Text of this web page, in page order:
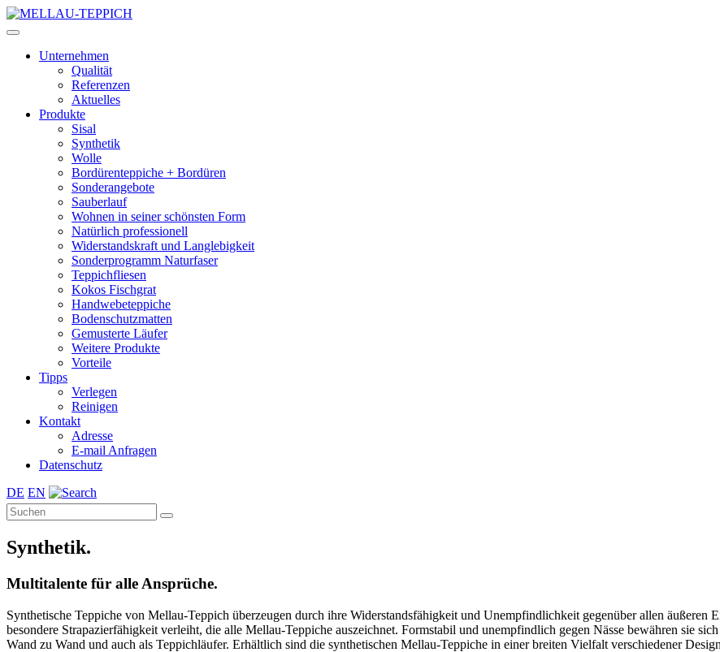
Unternehmen
Qualität
Referenzen
Aktuelles
Produkte
Sisal
Synthetik
Wolle
Bordürenteppiche + Bordüren
Sonderangebote
Sauberlauf
Wohnen in seiner schönsten Form
Natürlich professionell
Widerstandskraft und Langlebigkeit
Sonderprogramm Naturfaser
Teppichfliesen
Kokos Fischgrat
Handwebeteppiche
Bodenschutzmatten
Gemusterte Läufer
Weitere Produkte
Vorteile
Tipps
Verlegen
Reinigen
Kontakt
Adresse
E-mail Anfragen
Datenschutz
DE EN
Synthetik.
Multitalente für alle Ansprüche.
Synthetische Teppiche von Mellau-Teppich überzeugen durch ihre Widerstandsfähigkeit und Unempfindlichkeit gegenüber allen äußeren
besondere Strapazierfähigkeit verleiht, die alle Mellau-Teppiche auszeichnet. Formstabil und unempfindlich gegen Nässe bewähren sie
Wand zu Wand und auch als Teppichläufer. Erhältlich sind die synthetischen Mellau-Teppiche in einer breiten Vielfalt verschiedener